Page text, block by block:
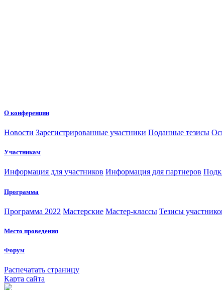
О конференции
Новости Зарегистрированные участники Поданные тезисы
Участникам
Информация для участников Информация для партнеров
Программа
Программа 2022 Мастерские Мастер-классы Тезисы
Место проведения
Форум
Распечатать страницу
Карта сайта